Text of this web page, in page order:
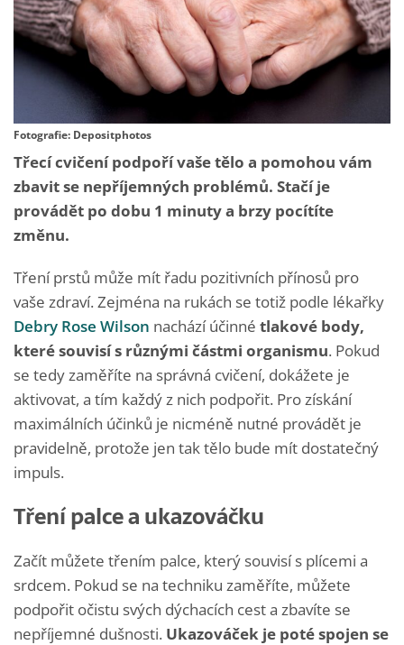
Fotografie: Depositphotos
Třecí cvičení podpoří vaše tělo a pomohou vám
zbavit se nepříjemných problémů. Stačí je
provádět po dobu 1 minuty a brzy pocítíte
změnu.
Tření prstů může mít řadu pozitivních přínosů pro
vaše zdraví. Zejména na rukách se totiž podle lékařky
Debry Rose Wilson nachází účinné tlakové body,
které souvisí s různými částmi organismu. Pokud
se tedy zaměříte na správná cvičení, dokážete je
aktivovat, a tím každý z nich podpořit. Pro získání
maximálních účinků je nicméně nutné provádět je
pravidelně, protože jen tak tělo bude mít dostatečný
impuls.
Tření palce a ukazováčku
Začít můžete třením palce, který souvisí s plícemi a
srdcem. Pokud se na techniku zaměříte, můžete
podpořit očistu svých dýchacích cest a zbavíte se
nepříjemné dušnosti. Ukazováček je poté spojen se